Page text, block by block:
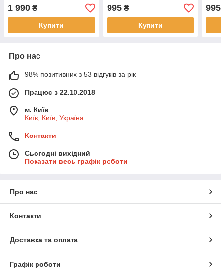
1 990 ₴
Купити
995₴
Купити
995
Про нас
98% позитивних з 53 відгуків за рік
Працює з 22.10.2018
м. Київ
Київ, Київ, Україна
Контакти
Сьогодні вихідний
Показати весь графік роботи
Про нас
Контакти
Доставка та оплата
Графік роботи